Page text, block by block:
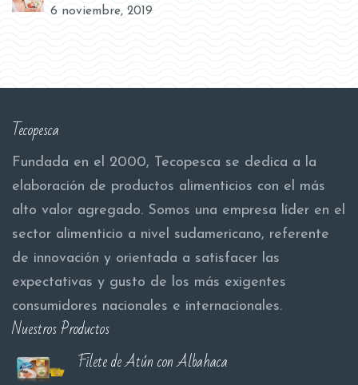
6 noviembre, 2019
Tecopesca
Fundada en el 2000, Tecopesca se dedica a la
elaboración de productos alimenticios con el más
alto valor agregado. Somos una empresa líder en el
sector alimenticio a nivel sudamericano, referente
de innovación y orientada a satisfacer las
expectativas y gusto de los más exigentes
consumidores nacionales e internacionales.
Nuestros Productos
Filete de Atún con Albahaca